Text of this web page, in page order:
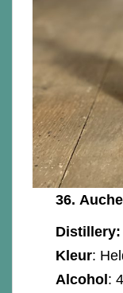
36.
Distillery:
Kleur:
Alcohol: